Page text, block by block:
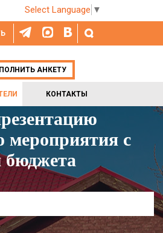
Select Language ▼
КОНТАКТЫ
АНКЕТУ
мероприятия с
бюджета